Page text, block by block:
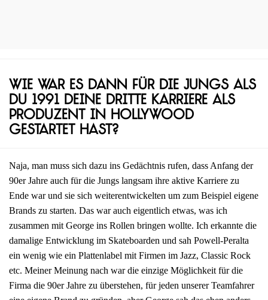
Wie war es dann für die Jungs als
du 1991 deine dritte Karriere als
Produzent in Hollywood
gestartet hast?
Naja, man muss sich dazu ins Gedächtnis rufen, dass Anfang der
90er Jahre auch für die Jungs langsam ihre aktive Karriere zu
Ende war und sie sich weiterentwickelten um zum Beispiel eigene
Brands zu starten. Das war auch eigentlich etwas, was ich
zusammen mit George ins Rollen bringen wollte. Ich erkannte die
damalige Entwicklung im Skateboarden und sah Powell-Peralta
ein wenig wie ein Plattenlabel mit Firmen im Jazz, Classic Rock
etc. Meiner Meinung nach war die einzige Möglichkeit für die
Firma die 90er Jahre zu überstehen, für jeden unserer Teamfahrer